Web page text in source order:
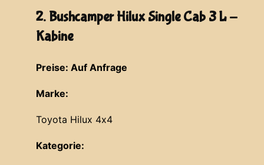
2. Bushcamper Hilux Single Cab 3 L -
Kabine
Preise: Auf Anfrage
Marke:
Toyota Hilux 4x4
Kategorie: